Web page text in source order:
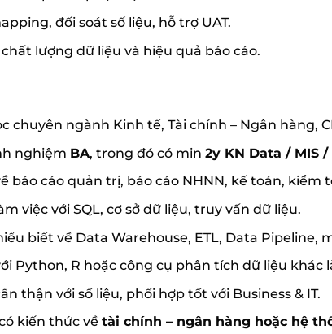
đối soát số liệu, hỗ trợ UAT.
lượng dữ liệu và hiệu quả báo cáo.
chuyên ngành Kinh tế, Tài chính – Ngân hàng,
nghiệm BA, trong đó có min 2y KN Data / MIS
báo cáo quản trị, báo cáo NHNN, kế toán, kiểm
việc với SQL, cơ sở dữ liệu, truy vấn dữ liệu.
biết về Data Warehouse, ETL, Data Pipeline,
Python, R hoặc công cụ phân tích dữ liệu khác
thận với số liệu, phối hợp tốt với Business & IT.
kiến thức về tài chính – ngân hàng hoặc hệ